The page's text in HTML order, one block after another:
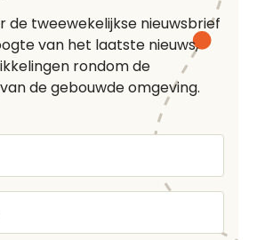
de tweewekelijkse nieuwsbrief
van het laatste nieuws,
rondom de
de gebouwde omgeving.